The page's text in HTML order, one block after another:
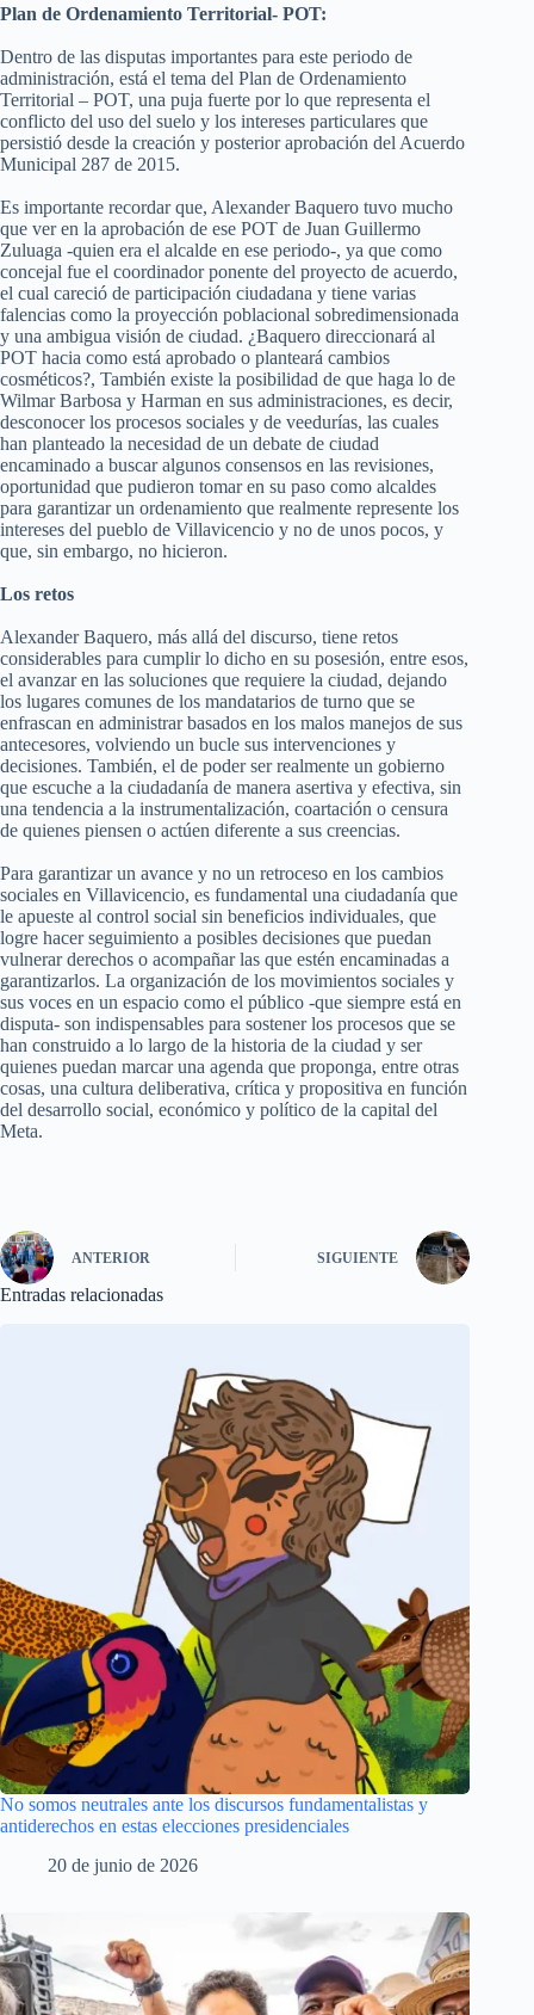
Plan de Ordenamiento Territorial- POT:
Dentro de las disputas importantes para este periodo de
administración, está el tema del Plan de Ordenamiento
Territorial – POT, una puja fuerte por lo que representa el
conflicto del uso del suelo y los intereses particulares que
persistió desde la creación y posterior aprobación del Acuerdo
Municipal 287 de 2015.
Es importante recordar que, Alexander Baquero tuvo mucho
que ver en la aprobación de ese POT de Juan Guillermo
Zuluaga -quien era el alcalde en ese periodo-, ya que como
concejal fue el coordinador ponente del proyecto de acuerdo,
el cual careció de participación ciudadana y tiene varias
falencias como la proyección poblacional sobredimensionada
y una ambigua visión de ciudad. ¿Baquero direccionará al
POT hacia como está aprobado o planteará cambios
cosméticos?, También existe la posibilidad de que haga lo de
Wilmar Barbosa y Harman en sus administraciones, es decir,
desconocer los procesos sociales y de veedurías, las cuales
han planteado la necesidad de un debate de ciudad
encaminado a buscar algunos consensos en las revisiones,
oportunidad que pudieron tomar en su paso como alcaldes
para garantizar un ordenamiento que realmente represente los
intereses del pueblo de Villavicencio y no de unos pocos, y
que, sin embargo, no hicieron.
Los retos
Alexander Baquero, más allá del discurso, tiene retos
considerables para cumplir lo dicho en su posesión, entre esos,
el avanzar en las soluciones que requiere la ciudad, dejando
los lugares comunes de los mandatarios de turno que se
enfrascan en administrar basados en los malos manejos de sus
antecesores, volviendo un bucle sus intervenciones y
decisiones. También, el de poder ser realmente un gobierno
que escuche a la ciudadanía de manera asertiva y efectiva, sin
una tendencia a la instrumentalización, coartación o censura
de quienes piensen o actúen diferente a sus creencias.
Para garantizar un avance y no un retroceso en los cambios
sociales en Villavicencio, es fundamental una ciudadanía que
le apueste al control social sin beneficios individuales, que
logre hacer seguimiento a posibles decisiones que puedan
vulnerar derechos o acompañar las que estén encaminadas a
garantizarlos. La organización de los movimientos sociales y
sus voces en un espacio como el público -que siempre está en
disputa- son indispensables para sostener los procesos que se
han construido a lo largo de la historia de la ciudad y ser
quienes puedan marcar una agenda que proponga, entre otras
cosas, una cultura deliberativa, crítica y propositiva en función
del desarrollo social, económico y político de la capital del
Meta.
ANTERIOR SIGUIENTE
Entradas relacionadas
No somos neutrales ante los discursos fundamentalistas y
antiderechos en estas elecciones presidenciales
20 de junio de 2026